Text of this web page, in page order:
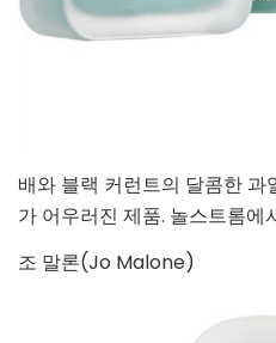
배와 블랙 커런트의 달콤한 과
가 어우러진 제품. 놀스트롬에
조 말론(Jo Malone)